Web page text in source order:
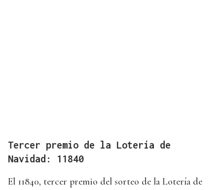
Tercer premio de la Lotería de
Navidad: 11840
El 11840, tercer premio del sorteo de la Lotería de